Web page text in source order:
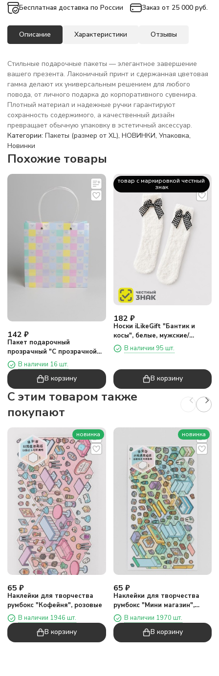
Бесплатная доставка по России Заказ от 25 000 руб.
Описание Характеристики Отзывы
Стильные подарочные пакеты — элегантное завершение
вашего презента. Лаконичный принт и сдержанная цветовая
гамма делают их универсальным решением для любого
повода, от личного подарка до корпоративного сувенира.
Плотный материал и надежные ручки гарантируют
сохранность содержимого, а качественный дизайн
превращает обычную упаковку в эстетичный аксессуар.
Категории: Пакеты (размер от XL), НОВИНКИ, Упаковка,
Новинки
Похожие товары
142 ₽
Пакет подарочный
прозрачный "С прозрачной
ручкой", бантики (22*21,5*10)
В наличии 16 шт.
В корзину
товар с маркировкой честный
знак
182 ₽
Носки iLikeGift "Бантик и
косы", белые, мужские/
женские евро размер 37-41
В наличии 95 шт.
В корзину
C этим товаром также
покупают
новинка
65 ₽
Наклейки для творчества
румбокс "Кофейня", розовые
В наличии 1946 шт.
В корзину
новинка
65 ₽
Наклейки для творчества
румбокс "Мини магазин",
голубые
В наличии 1970 шт.
В корзину